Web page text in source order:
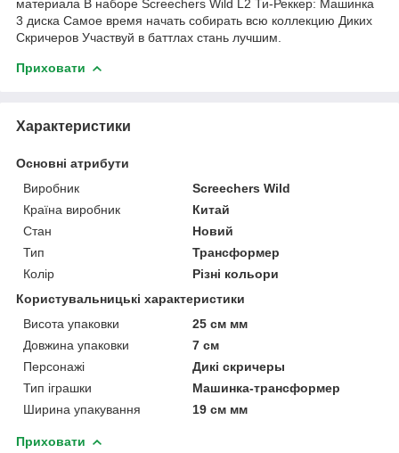
материала В наборе Screechers Wild L2 Ти-Реккер: Машинка
3 диска Самое время начать собирать всю коллекцию Диких
Скричеров Участвуй в баттлах стань лучшим.
Приховати
Характеристики
Основні атрибути
Виробник
Screechers Wild
Країна виробник
Китай
Стан
Новий
Тип
Трансформер
Колір
Різні кольори
Користувальницькі характеристики
Висота упаковки
25 см мм
Довжина упаковки
7 см
Персонажі
Дикі скричеры
Тип іграшки
Машинка-трансформер
Ширина упакування
19 см мм
Приховати